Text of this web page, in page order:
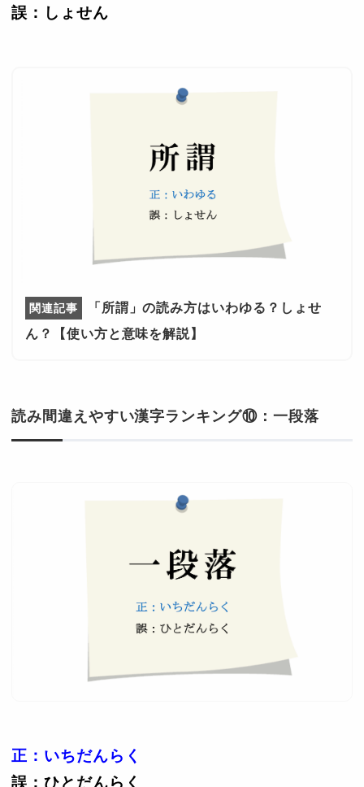
誤：しょせん
「所謂」の読み方はいわゆる？しょせ
ん？【使い方と意味を解説】
読み間違えやすい漢字ランキング⑩：一段落
正：いちだんらく
誤：ひとだんらく